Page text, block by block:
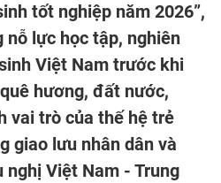
tốt nghiệp năm 2026”,
nỗ lực học tập, nghiên
Việt Nam trước khi
hương, đất nước,
vai trò của thế hệ trẻ
giao lưu nhân dân và
nghị Việt Nam - Trung